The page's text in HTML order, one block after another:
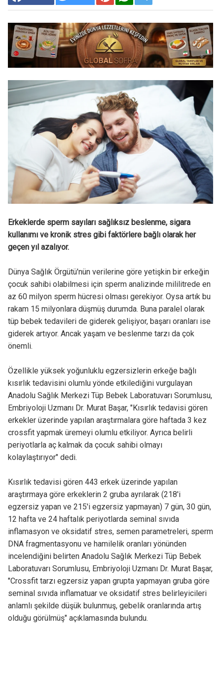
Erkeklerde sperm sayıları sağlıksız beslenme, sigara
kullanımı ve kronik stres gibi faktörlere bağlı olarak her
geçen yıl azalıyor.
Dünya Sağlık Örgütü'nün verilerine göre yetişkin bir erkeğin
çocuk sahibi olabilmesi için sperm analizinde mililitrede en
az 60 milyon sperm hücresi olması gerekiyor. Oysa artık bu
rakam 15 milyonlara düşmüş durumda. Buna paralel olarak
tüp bebek tedavileri de giderek gelişiyor, başarı oranları ise
giderek artıyor. Ancak yaşam ve beslenme tarzı da çok
önemli.
Özellikle yüksek yoğunluklu egzersizlerin erkeğe bağlı
kısırlık tedavisini olumlu yönde etkilediğini vurgulayan
Anadolu Sağlık Merkezi Tüp Bebek Laboratuvarı Sorumlusu,
Embriyoloji Uzmanı Dr. Murat Başar, "Kısırlık tedavisi gören
erkekler üzerinde yapılan araştırmalara göre haftada 3 kez
crossfit yapmak üremeyi olumlu etkiliyor. Ayrıca belirli
periyotlarla aç kalmak da çocuk sahibi olmayı
kolaylaştırıyor" dedi.
Kısırlık tedavisi gören 443 erkek üzerinde yapılan
araştırmaya göre erkeklerin 2 gruba ayrılarak (218'i
egzersiz yapan ve 215'i egzersiz yapmayan) 7 gün, 30 gün,
12 hafta ve 24 haftalık periyotlarda seminal sıvıda
inflamasyon ve oksidatif stres, semen parametreleri, sperm
DNA fragmentasyonu ve hamilelik oranları yönünden
incelendiğini belirten Anadolu Sağlık Merkezi Tüp Bebek
Laboratuvarı Sorumlusu, Embriyoloji Uzmanı Dr. Murat Başar,
"Crossfit tarzı egzersiz yapan grupta yapmayan gruba göre
seminal sıvıda inflamatuar ve oksidatif stres belirleyicileri
anlamlı şekilde düşük bulunmuş, gebelik oranlarında artış
olduğu görülmüş" açıklamasında bulundu.